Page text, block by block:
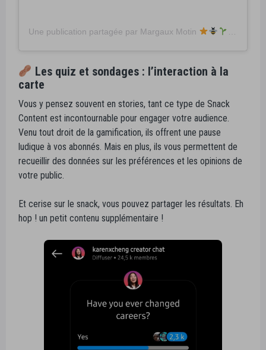
Une publication partagée par Margaux Motin
Les quiz et sondages : l’interaction à la
carte
Vous y pensez souvent en stories, tant ce type de Snack
Content est incontournable pour engager votre audience.
Venu tout droit de la gamification, ils offrent une pause
ludique à vos abonnés. Mais en plus, ils vous permettent de
recueillir des données sur les préférences et les opinions de
votre public.
Et cerise sur le snack, vous pouvez partager les résultats. Eh
hop ! un petit contenu supplémentaire !